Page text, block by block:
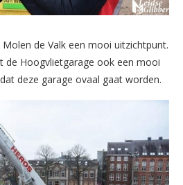
de Valk een mooi uitzichtpunt.
de Hoogvlietgarage ook een mooi
deze garage ovaal gaat worden.